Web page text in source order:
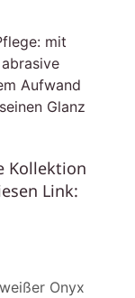
mit
Aufwand
Glanz
Kollektion
Link:
Onyx